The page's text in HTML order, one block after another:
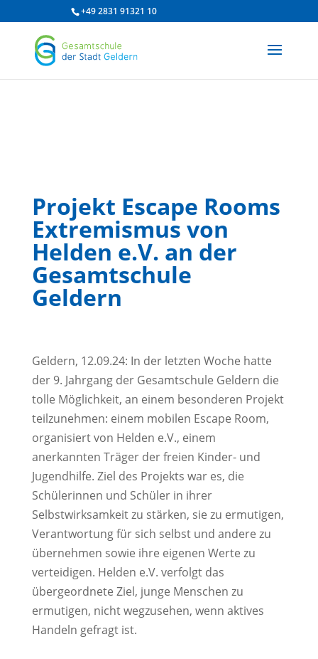
+49 2831 91321 10
Projekt Escape Rooms
Extremismus von
Helden e.V. an der
Gesamtschule
Geldern
Geldern, 12.09.24: In der letzten Woche hatte
der 9. Jahrgang der Gesamtschule Geldern die
tolle Möglichkeit, an einem besonderen Projekt
teilzunehmen: einem mobilen Escape Room,
organisiert von Helden e.V., einem
anerkannten Träger der freien Kinder- und
Jugendhilfe. Ziel des Projekts war es, die
Schülerinnen und Schüler in ihrer
Selbstwirksamkeit zu stärken, sie zu ermutigen,
Verantwortung für sich selbst und andere zu
übernehmen sowie ihre eigenen Werte zu
verteidigen. Helden e.V. verfolgt das
übergeordnete Ziel, junge Menschen zu
ermutigen, nicht wegzusehen, wenn aktives
Handeln gefragt ist.